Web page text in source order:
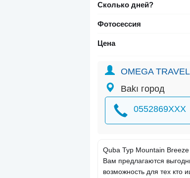
Сколько дней?
Фотосессия
Цена
OMEGA TRAVEL
Bakı город
0552869XXX
Quba Тур Mountain
Вам предлагаются
возможность для тех кто